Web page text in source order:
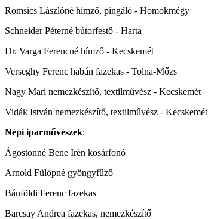
Romsics Lászlóné hímző, pingáló - Homokmégy
Schneider Péterné bútorfestő - Harta
Dr. Varga Ferencné hímző - Kecskemét
Verseghy Ferenc habán fazekas - Tolna-Mőzs
Nagy Mari nemezkészítő, textilművész - Kecskemét
Vidák István nemezkészítő, textilművész - Kecskemét
Népi iparművészek:
Ágostonné Bene Irén kosárfonó
Arnold Fülöpné gyöngyfűző
Bánföldi Ferenc fazekas
Barcsay Andrea fazekas, nemezkészítő